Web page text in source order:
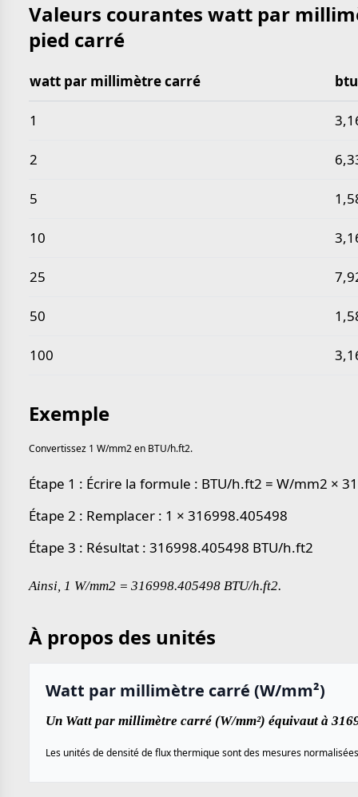
Valeurs courantes watt par
pied carré
Valeurs courantes watt par millimètre carré en btu
watt par millimètre carré
1
2
5
10
25
50
100
Exemple
Convertissez 1 W/mm2 en BTU/h.ft2.
Étape 1 : Écrire la formule : BTU/h.ft2 = W/mm2 ×
Étape 2 : Remplacer : 1 × 316998.405498
Étape 3 : Résultat : 316998.405498 BTU/h.ft2
Ainsi, 1 W/mm2 = 316998.405498 BTU/h.ft2.
À propos des unités
Watt par millimètre carré (W/mm²)
Un Watt par millimètre carré (W/mm²) équivaut à
Les unités de densité de flux thermique sont des mesures